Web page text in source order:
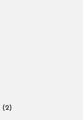
(2)